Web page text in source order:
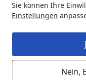
Sie können Ihre
Einstellungen
Nein,